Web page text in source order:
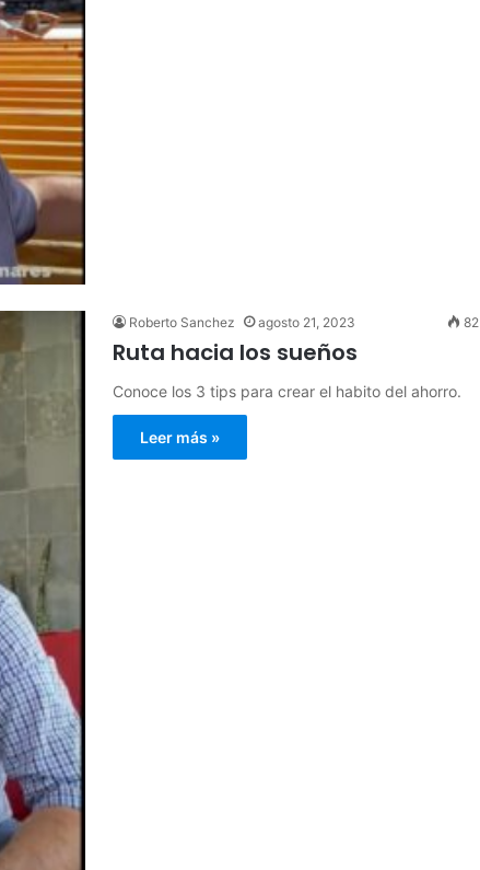
Roberto Sanchez agosto 21, 2023 82
Ruta hacia los sueños
Conoce los 3 tips para crear el habito del ahorro.
Leer más »